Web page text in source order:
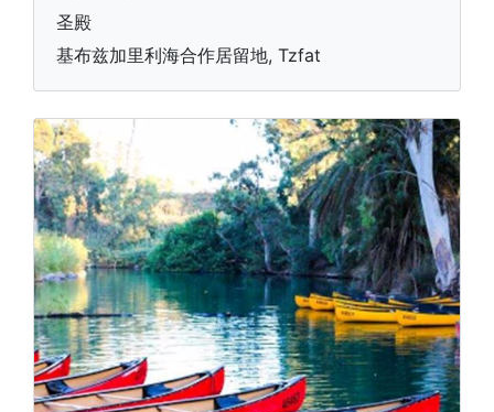
圣殿
基布兹加里利海合作居留地, Tzfat